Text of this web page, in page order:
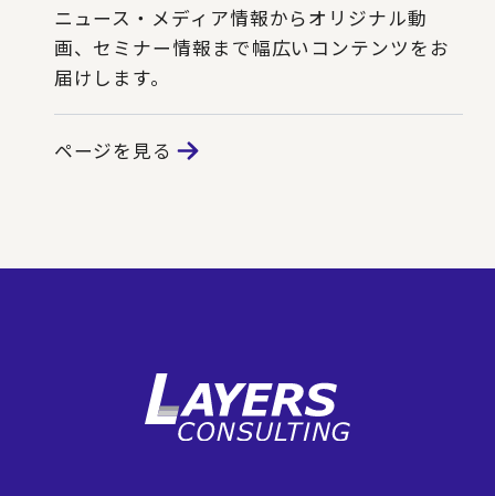
ニュース・メディア情報からオリジナル動
画、セミナー情報まで幅広いコンテンツをお
届けします。
ページを見る